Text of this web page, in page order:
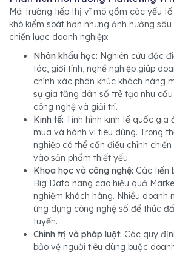
Môi trường tiếp thị vĩ mô gồm các yếu
khó kiểm soát hơn nhưng ảnh hưởng
chiến lược doanh nghiệp:
Nhân khẩu học: Nghiên cứu đặc
tác, giới tính, nghề nghiệp giúp
chính xác phân khúc khách hàng
sự gia tăng dân số trẻ tạo nhu
công nghệ và giải trí.
Kinh tế: Tình hình kinh tế quốc gia
mua và hành vi tiêu dùng. Trong
nghiệp có thể cần điều chỉnh
vào sản phẩm thiết yếu.
Khoa học và công nghệ: Các tiến
Big Data nâng cao hiệu quả
nghiệm khách hàng. Nhiều doanh
ứng dụng công nghệ số để thúc
tuyến.
Chính trị và pháp luật: Các quy
bảo vệ người tiêu dùng buộc